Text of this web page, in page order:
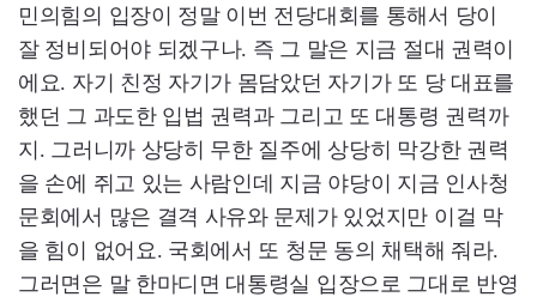
민의힘의 입장이 정말 이번 전당대회를 통해서 당이
잘 정비되어야 되겠구나. 즉 그 말은 지금 절대 권력이
에요. 자기 친정 자기가 몸담았던 자기가 또 당 대표를
했던 그 과도한 입법 권력과 그리고 또 대통령 권력까
지. 그러니까 상당히 무한 질주에 상당히 막강한 권력
을 손에 쥐고 있는 사람인데 지금 야당이 지금 인사청
문회에서 많은 결격 사유와 문제가 있었지만 이걸 막
을 힘이 없어요. 국회에서 또 청문 동의 채택해 줘라.
그러면은 말 한마디면 대통령실 입장으로 그대로 반영